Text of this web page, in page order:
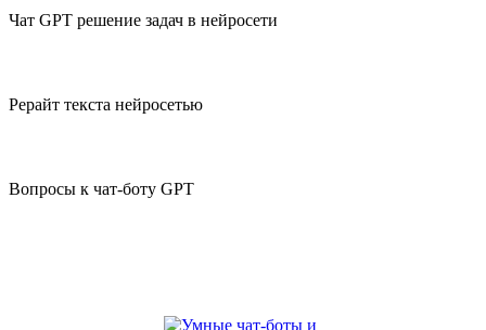
Чат GPT решение задач в нейросети
Рерайт текста нейросетью
Вопросы к чат-боту GPT